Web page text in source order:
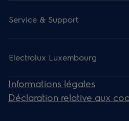
Service & Support
Electrolux Luxembourg
Informations légales
Déclaration relative aux